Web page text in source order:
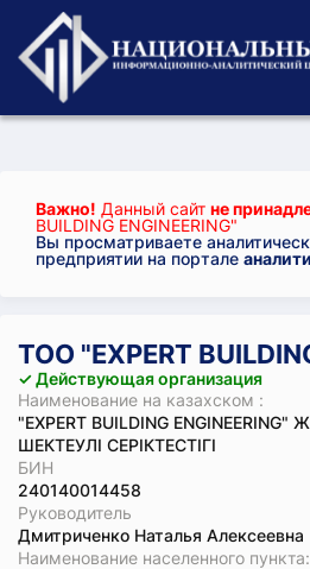
Важно! Данный сайт не
BUILDING ENGINEERING"
Вы просматриваете
предприятии на портале
ТОО "EXPERT
✓ Действующая организация
Наименование на казахском :
"EXPERT BUILDING ENGINEERING"
ШЕКТЕУЛІ СЕРІКТЕСТІГІ
БИН
240140014458
Руководитель
Дмитриченко Наталья Алексеевна
Наименование населенного пункта: